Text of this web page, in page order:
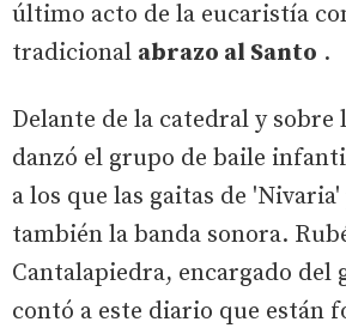
último acto de la eucaristía
tradicional abrazo al Santo .
Delante de la catedral y sobre
danzó el grupo de baile
a los que las gaitas de
también la banda sonora.
Cantalapiedra, encargado del
contó a este diario que están